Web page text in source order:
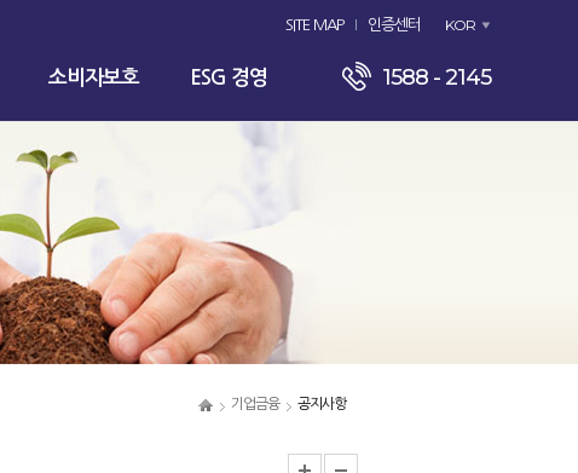
SITE MAP 인증센터 KOR
소비자보호 ESG 경영 1588 - 2145
기업금융 공지사항